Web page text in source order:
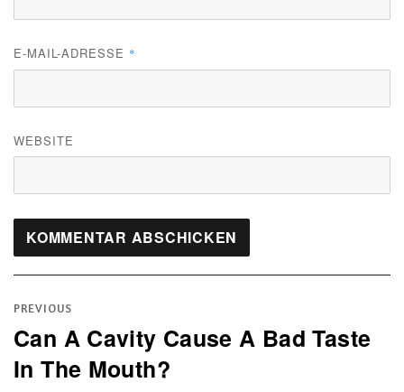
E-MAIL-ADRESSE *
WEBSITE
PREVIOUS
Previous
post:
Can A Cavity Cause A Bad Taste
In The Mouth?